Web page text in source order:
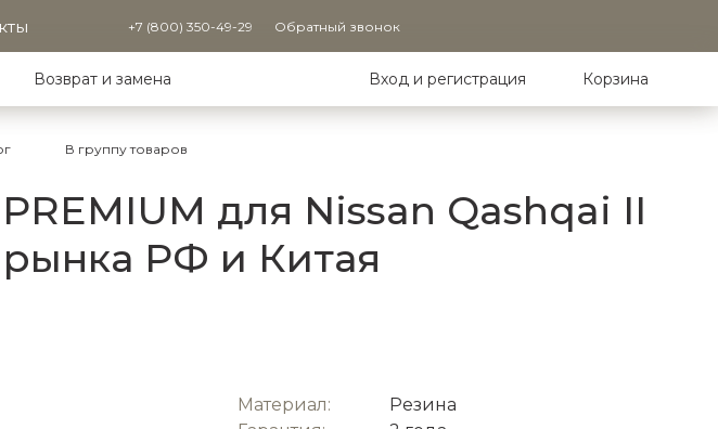
+7 (800) 350-49-29 Обратный звонок
Возврат и замена Вход и регистрация Корзина
В группу товаров
для Nissan Qashqai II
рынка РФ и Китая
Материал:
Резина